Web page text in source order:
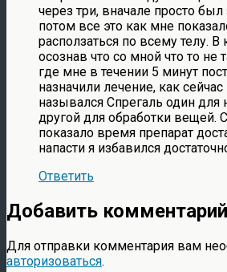
через три, вначале просто был
потом все это как мне
расползаться по всему телу.
осознав что со мной что то не
где мне в течении 5 минут
назначили лечение, как
назывался Спрегаль один для
другой для обработки вещей.
показало время препарат
напасти я избавился
Ответить
Добавить комментарий
Для отправки комментария вам
авторизоваться.